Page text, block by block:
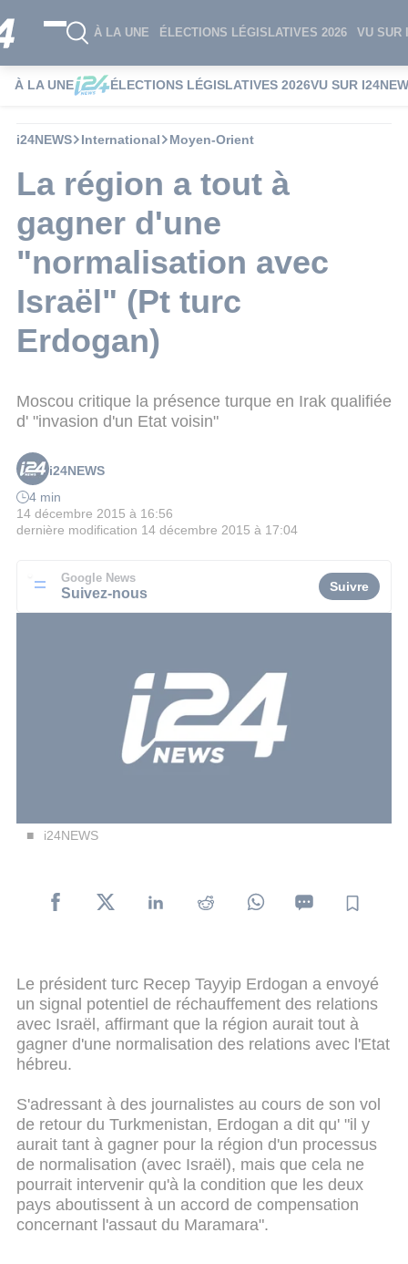
À LA UNE ÉLECTIONS LÉGISLATIVES 2026 VU SUR
À LA UNE ÉLECTIONS LÉGISLATIVES 2026VU SUR
i24NEWS International Moyen-Orient
La région a tout à
gagner d'une
"normalisation avec
Israël" (Pt turc
Erdogan)
Moscou critique la présence turque en Irak qualifiée
d' "invasion d'un Etat voisin"
i24NEWS
4 min
14 décembre 2015 à 16:56
dernière modification 14 décembre 2015 à 17:04
Google News
Suivez-nous Suivre
i24NEWS
Le président turc Recep Tayyip Erdogan a envoyé
un signal potentiel de réchauffement des relations
avec Israël, affirmant que la région aurait tout à
gagner d'une normalisation des relations avec l'Etat
hébreu.
S'adressant à des journalistes au cours de son vol
de retour du Turkmenistan, Erdogan a dit qu' "il y
aurait tant à gagner pour la région d'un processus
de normalisation (avec Israël), mais que cela ne
pourrait intervenir qu'à la condition que les deux
pays aboutissent à un accord de compensation
concernant l'assaut du Maramara".